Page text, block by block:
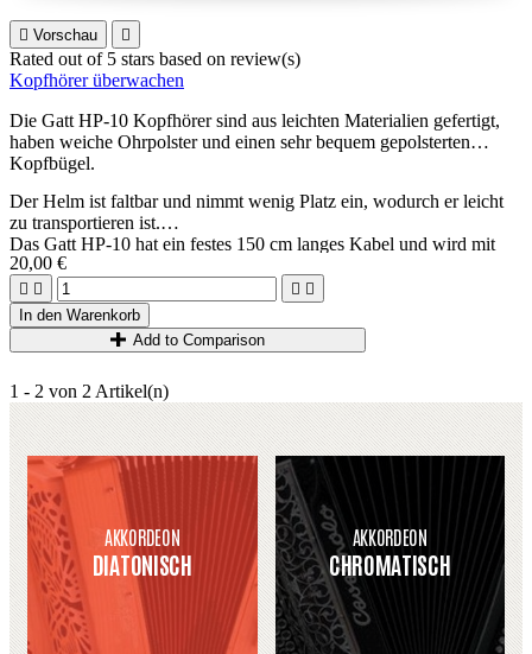
 Vorschau 
Rated out of 5 stars based on review(s)
Kopfhörer überwachen
Die Gatt HP-10 Kopfhörer sind aus leichten Materialien gefertigt,
haben weiche Ohrpolster und einen sehr bequem gepolsterten
Kopfbügel.
Der Helm ist faltbar und nimmt wenig Platz ein, wodurch er leicht
zu transportieren ist.
Das Gatt HP-10 hat ein festes 150 cm langes Kabel und wird mit
einem Adapterstecker von 3,5 mm auf 6,3 mm geliefert
Kabeldurchmesser: 2,2 mm x 1,5 m
Adapter: 3,5 mm + 6,3 mm Stereo
Nettogewicht: 190 g
20,00 €
   
In den Warenkorb
Add to Comparison
1 - 2 von 2 Artikel(n)
AKKORDEON
DIATONISCH
AKKORDEON
CHROMATISCH